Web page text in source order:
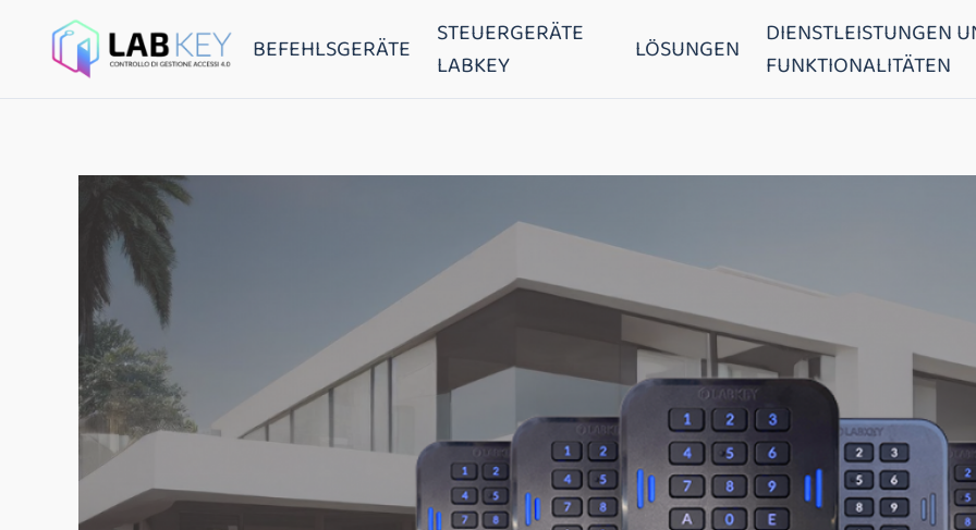
BEFEHLSGERÄTE
STEUERGERÄTE
LABKEY
LÖSUNGEN
DIENSTLEISTUNGEN
FUNKTIONALITÄTEN